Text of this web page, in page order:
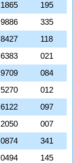
1865
195
9886
335
8427
118
6383
021
9709
084
5270
012
6122
097
2050
007
0874
341
0494
145